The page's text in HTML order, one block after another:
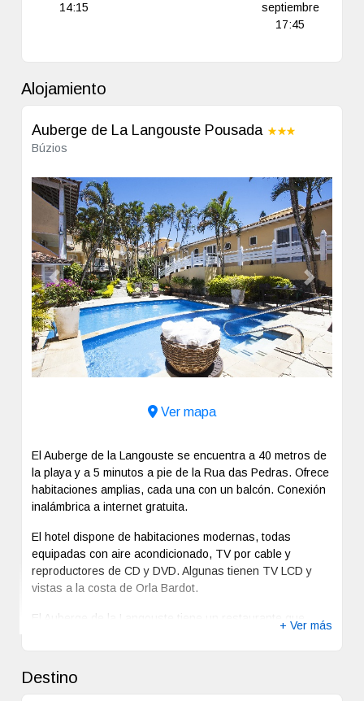
14:15
septiembre
17:45
Alojamiento
Auberge de La Langouste Pousada
Búzios
Previous Next
Ver mapa
El Auberge de la Langouste se encuentra a 40 metros de
la playa y a 5 minutos a pie de la Rua das Pedras. Ofrece
habitaciones amplias, cada una con un balcón. Conexión
inalámbrica a internet gratuita.
El hotel dispone de habitaciones modernas, todas
equipadas con aire acondicionado, TV por cable y
reproductores de CD y DVD. Algunas tienen TV LCD y
vistas a la costa de Orla Bardot.
El Auberge de la Langouste tiene un restaurante que
Hay un aparcamiento gratuito. El hotel también cuenta
+ Ver más
Destino